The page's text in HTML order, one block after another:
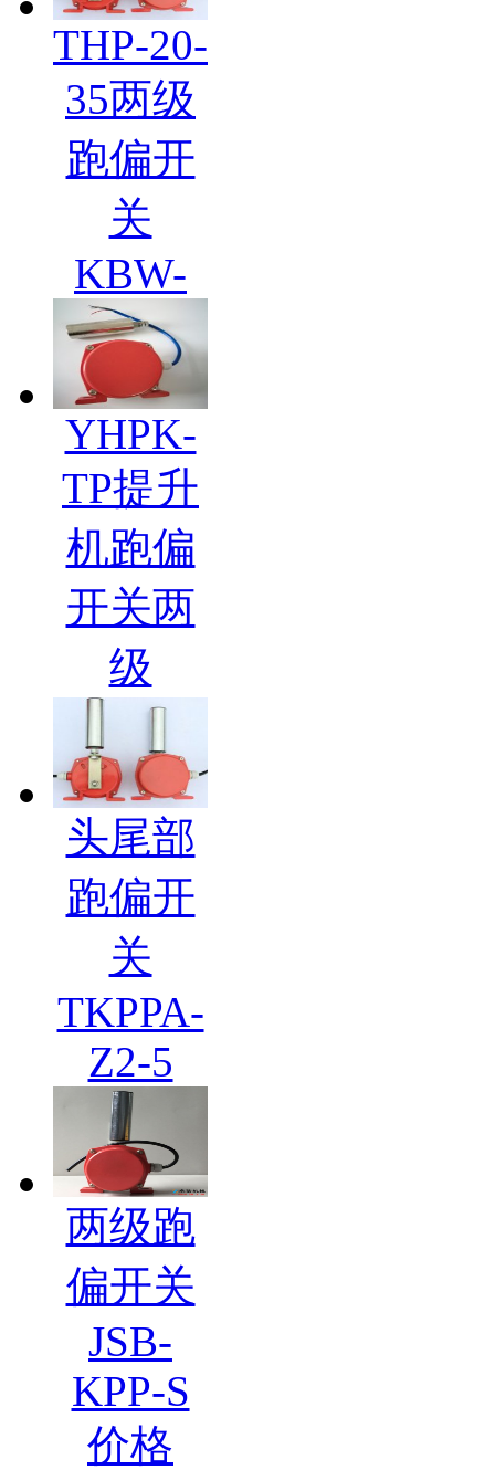
THP-20-
35两级
跑偏开
关
KBW-
YHPK-
TP提升
机跑偏
开关两
级
头尾部
跑偏开
关
TKPPA-
Z2-5
两级跑
偏开关
JSB-
KPP-S
价格